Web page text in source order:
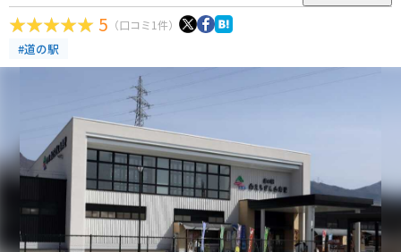
5 （口コミ1件）
#道の駅